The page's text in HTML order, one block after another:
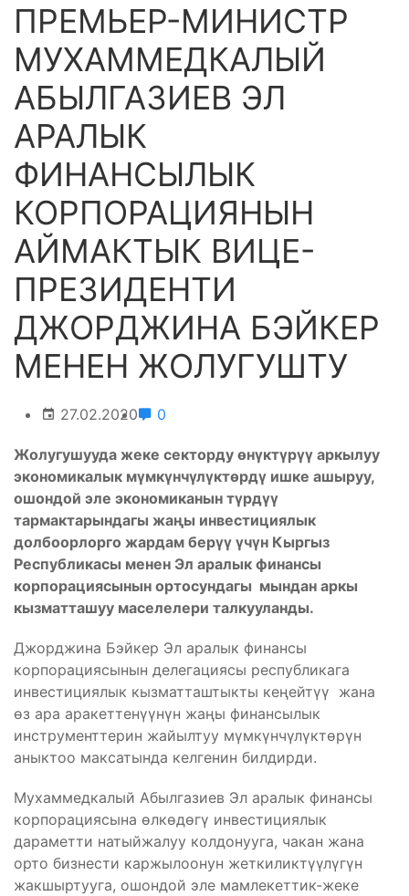
ПРЕМЬЕР-МИНИСТР
МУХАММЕДКАЛЫЙ
АБЫЛГАЗИЕВ ЭЛ
АРАЛЫК
ФИНАНСЫЛЫК
КОРПОРАЦИЯНЫН
АЙМАКТЫК ВИЦЕ-
ПРЕЗИДЕНТИ
ДЖОРДЖИНА БЭЙКЕР
МЕНЕН ЖОЛУГУШТУ
27.02.2020 0
Жолугушууда жеке секторду өнүктүрүү аркылуу
экономикалык мүмкүнчүлүктөрдү ишке ашыруу,
ошондой эле экономиканын түрдүү
тармактарындагы жаңы инвестициялык
долбоорлорго жардам берүү үчүн Кыргыз
Республикасы менен Эл аралык финансы
корпорациясынын ортосундагы мындан аркы
кызматташуу маселелери талкууланды.
Джорджина Бэйкер Эл аралык финансы
корпорациясынын делегациясы республикага
инвестициялык кызматташтыкты кеңейтүү жана
өз ара аракеттенүүнүн жаңы финансылык
инструменттерин жайылтуу мүмкүнчүлүктөрүн
аныктоо максатында келгенин билдирди.
Мухаммедкалый Абылгазиев Эл аралык финансы
корпорациясына өлкөдөгү инвестициялык
дараметти натыйжалуу колдонууга, чакан жана
орто бизнести каржылоонун жеткиликтүүлүгүн
жакшыртууга, ошондой эле мамлекеттик-жеке